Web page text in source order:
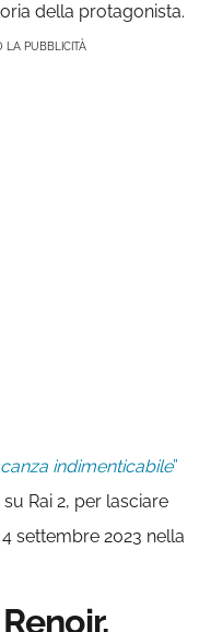
della protagonista.
LA PUBBLICITÀ
indimenticabile”
Rai 2, per lasciare
settembre 2023 nella